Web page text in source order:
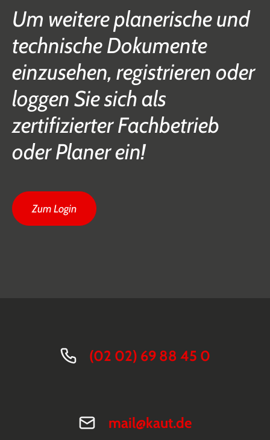
Um weitere planerische und
technische Dokumente
einzusehen, registrieren oder
loggen Sie sich als
zertifizierter Fachbetrieb
oder Planer ein!
Zum Login
(02 02) 69 88 45 0
mail@kaut.de